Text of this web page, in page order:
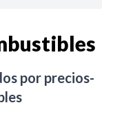
por precios-